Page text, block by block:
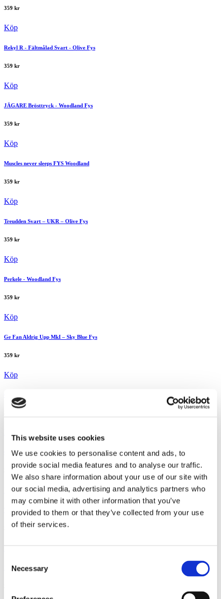
This website uses cookies
We use cookies to personalise content and ads, to
provide social media features and to analyse our traffic.
We also share information about your use of our site with
our social media, advertising and analytics partners who
may combine it with other information that you’ve
provided to them or that they’ve collected from your use
of their services.
Selection
Necessary
359 kr
Köp
Rekyl R - Fältmålad Svart - Olive Fys
359 kr
Köp
JÄGARE Brösttryck - Woodland Fys
359 kr
Köp
Muscles never sleeps FYS Woodland
359 kr
Köp
Treudden Svart – UKR – Olive Fys
359 kr
Köp
Perkele - Woodland Fys
359 kr
Köp
Ge Fan Aldrig Upp MkI – Sky Blue Fys
359 kr
Köp
Ge Fan Aldrig Upp MkII – UKR Fys Navy
359
Köp
Treudden – UKR – Navy Fys
359kr
Norrland MkII – Navy Fys